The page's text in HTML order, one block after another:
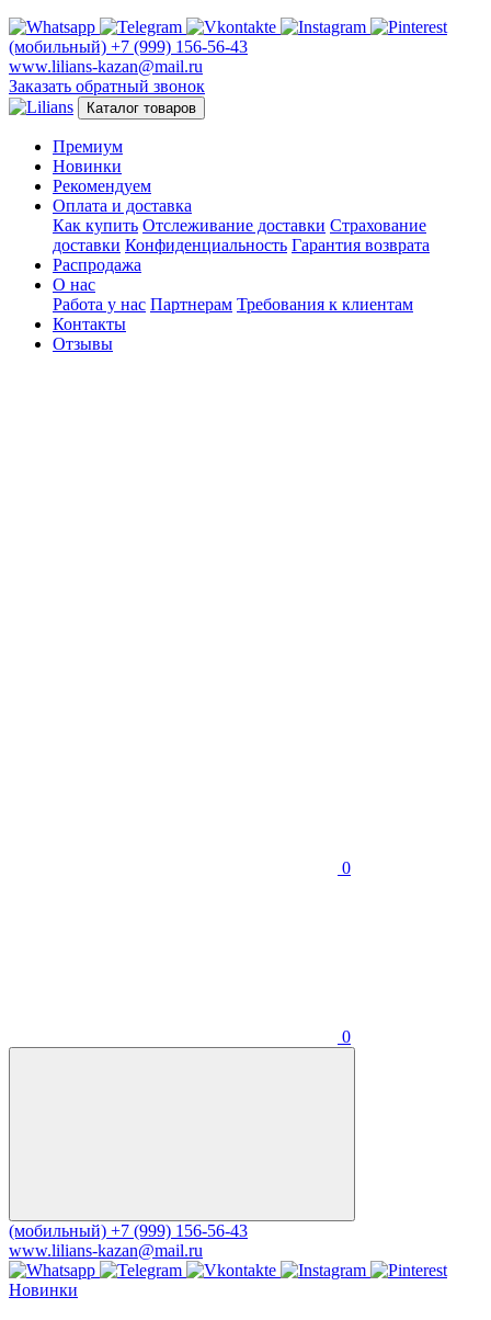
(мобильный) +7 (999) 156-56-43
www.lilians-kazan@mail.ru
Заказать обратный звонок
Каталог товаров
Премиум
Новинки
Рекомендуем
Оплата и доставка
Как купить Отслеживание доставки Страхование
доставки Конфиденциальность Гарантия возврата
Распродажа
О нас
Работа у нас Партнерам Требования к клиентам
Контакты
Отзывы
0
0
(мобильный) +7 (999) 156-56-43
www.lilians-kazan@mail.ru
Новинки